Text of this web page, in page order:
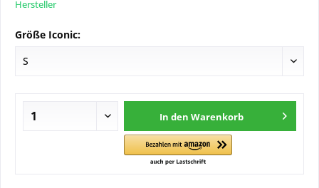
Hersteller
Größe Iconic:
In den Warenkorb